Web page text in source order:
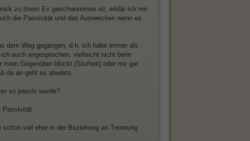
zu ihrem Ex geschwommen ist, erklär ich mir
die Passivität und das Ausweichen wenn es
dem Weg gegangen, d.h. ich habe immer als
auch angesprochen, vielleicht nicht beim
Gegenüber blockt (Sturheit) oder mir gar
da an geht es abwärts.
so passiv wurde?
Passivität.
viel eher in der Beziehung an Trennung